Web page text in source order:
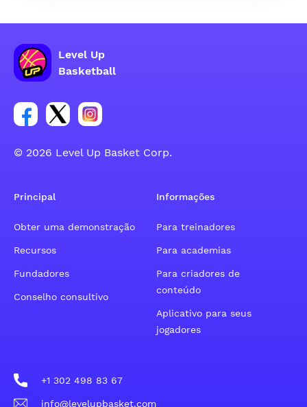
Level Up
Basketball
Link para o grupo social da conta do Facebook
Link para o grupo social da conta do tweeter
Link para o grupo social da conta do
© 2026 Level Up Basket Corp.
Principal
Obter uma demonstração
Recursos
Fundadores
Conselho consultivo
Informações
Para treinadores
Para academias
Para criadores de
conteúdo
Aplicativo para seus
jogadores
+1 302 498 83 67
info@levelupbasket.com